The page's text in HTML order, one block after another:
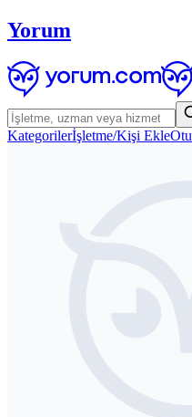
Yorum
Kategorilerİşletme/Kişi Ekle